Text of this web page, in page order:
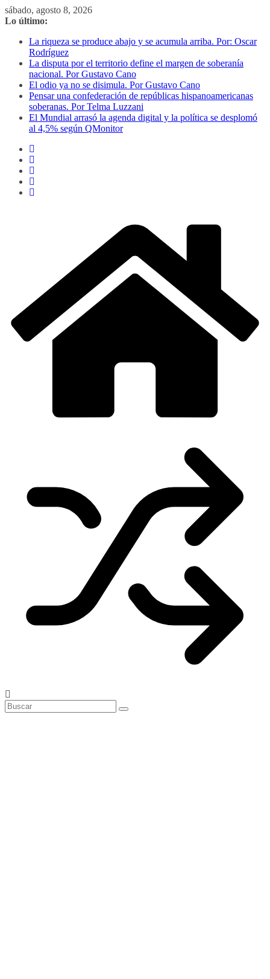
Saltar
al
sábado, agosto 8, 2026
Lo último:
La riqueza se produce abajo y se acumula arriba. Por: Oscar
Rodríguez
La disputa por el territorio define el margen de soberanía
nacional. Por Gustavo Cano
El odio ya no se disimula. Por Gustavo Cano
Pensar una confederación de repúblicas hispanoamericanas
soberanas. Por Telma Luzzani
El Mundial arrasó la agenda digital y la política se desplomó
al 4,5% según QMonitor